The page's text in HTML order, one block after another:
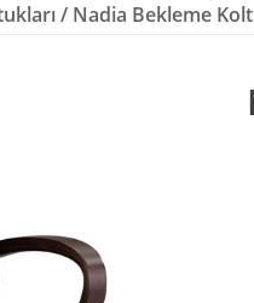
/ Nadia Bekleme